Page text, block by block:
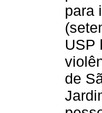
para
USP
de